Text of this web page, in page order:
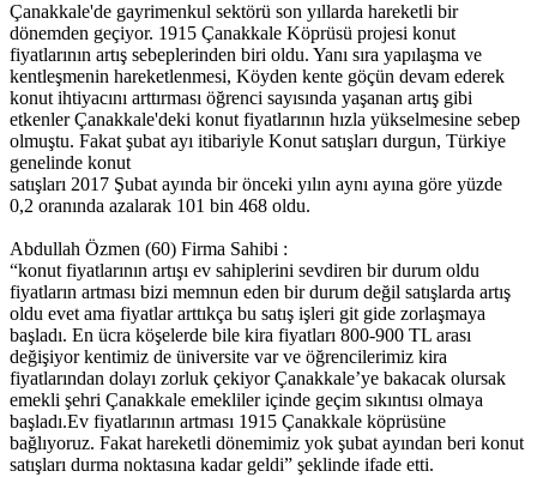
Çanakkale'de gayrimenkul sektörü son yıllarda hareketli bir
dönemden geçiyor. 1915 Çanakkale Köprüsü projesi konut
fiyatlarının artış sebeplerinden biri oldu. Yanı sıra yapılaşma ve
kentleşmenin hareketlenmesi, Köyden kente göçün devam ederek
konut ihtiyacını arttırması öğrenci sayısında yaşanan artış gibi
etkenler Çanakkale'deki konut fiyatlarının hızla yükselmesine sebep
olmuştu. Fakat şubat ayı itibariyle Konut satışları durgun, Türkiye
genelinde konut
satışları 2017 Şubat ayında bir önceki yılın aynı ayına göre yüzde
0,2 oranında azalarak 101 bin 468 oldu.
Abdullah Özmen (60) Firma Sahibi :
“konut fiyatlarının artışı ev sahiplerini sevdiren bir durum oldu
fiyatların artması bizi memnun eden bir durum değil satışlarda artış
oldu evet ama fiyatlar arttıkça bu satış işleri git gide zorlaşmaya
başladı. En ücra köşelerde bile kira fiyatları 800-900 TL arası
değişiyor kentimiz de üniversite var ve öğrencilerimiz kira
fiyatlarından dolayı zorluk çekiyor Çanakkale’ye bakacak olursak
emekli şehri Çanakkale emekliler içinde geçim sıkıntısı olmaya
başladı.Ev fiyatlarının artması 1915 Çanakkale köprüsüne
bağlıyoruz. Fakat hareketli dönemimiz yok şubat ayından beri konut
satışları durma noktasına kadar geldi” şeklinde ifade etti.